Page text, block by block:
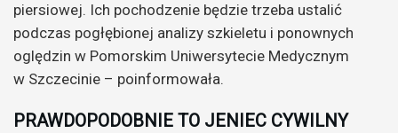
piersiowej. Ich pochodzenie będzie trzeba ustalić
podczas pogłębionej analizy szkieletu i ponownych
oględzin w Pomorskim Uniwersytecie Medycznym
w Szczecinie – poinformowała.
PRAWDOPODOBNIE TO JENIEC CYWILNY